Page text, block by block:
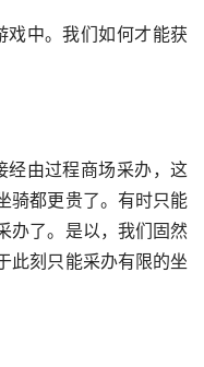
骑都更贵了。有时只能
办了。是以，我们固然
此刻只能采办有限的坐